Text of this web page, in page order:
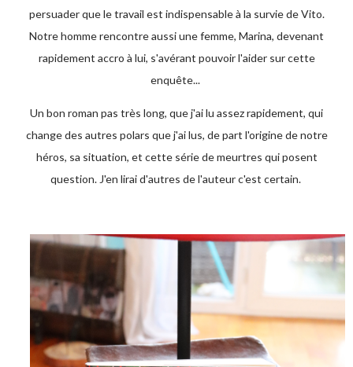
persuader que le travail est indispensable à la survie de Vito.
Notre homme rencontre aussi une femme, Marina, devenant
rapidement accro à lui, s'avérant pouvoir l'aider sur cette
enquête...
Un bon roman pas très long, que j'ai lu assez rapidement, qui
change des autres polars que j'ai lus, de part l'origine de notre
héros, sa situation, et cette série de meurtres qui posent
question. J'en lirai d'autres de l'auteur c'est certain.